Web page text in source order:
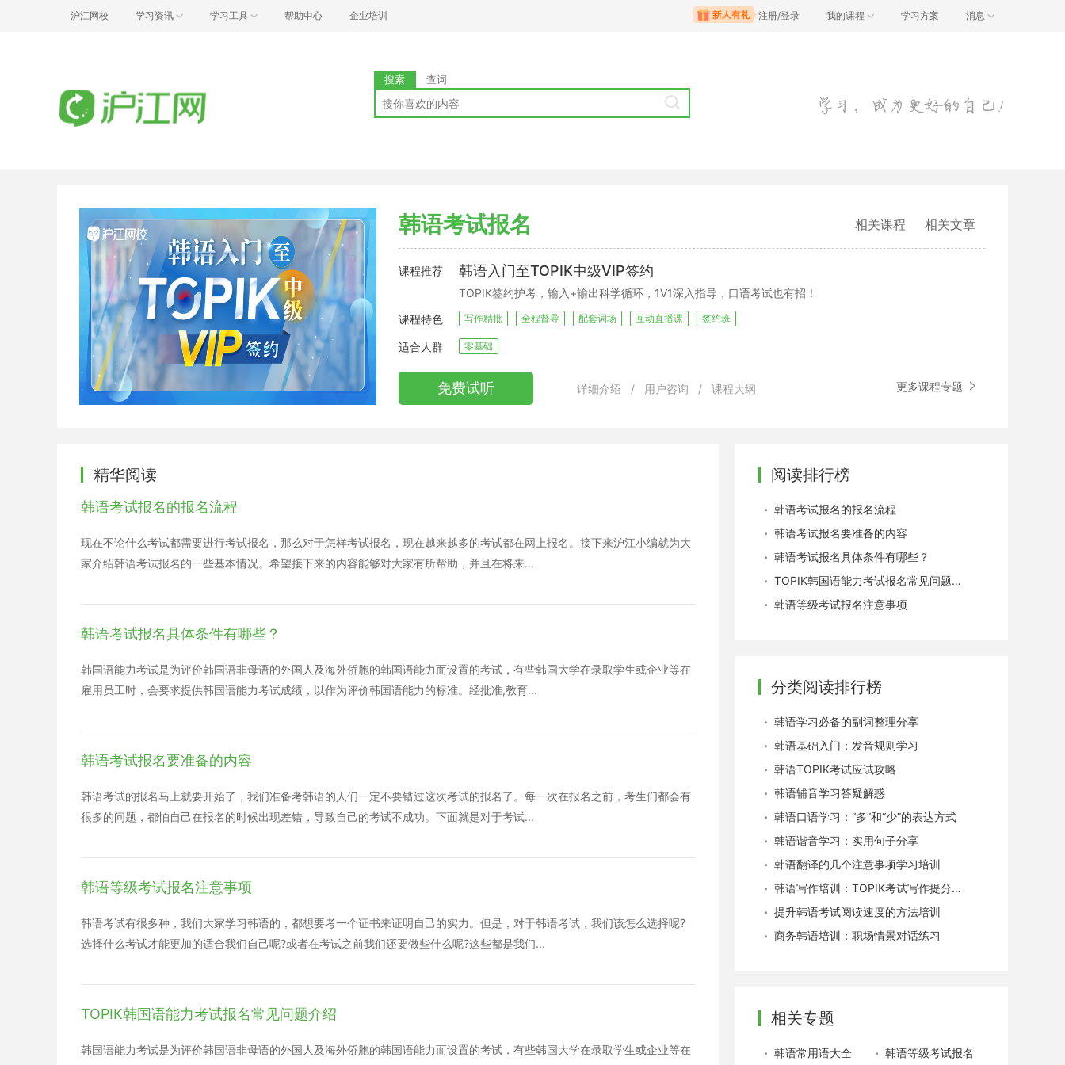
沪江网校 学习资讯 学习工具 帮助中心 企业培训 注册/登录 我的课程 学习方案 消息
搜索 查词
韩语考试报名 相关文章
相关课程
课程推荐 韩语入门至TOPIK中级VIP签约
TOPIK签约护考，输入+输出科学循环，1V1深入指导，口语考试也有招！
课程特色
写作精批 全程督导 配套词场 互动直播课 签约班
适合人群 零基础
免费试听 详细介绍 / 用户咨询 / 课程大纲 更多课程专题
精华阅读
韩语考试报名的报名流程
现在不论什么考试都需要进行考试报名，那么对于怎样考试报名，现在越来越多的考试都在网上报名。接下来沪江小编就为大
家介绍韩语考试报名的一些基本情况。希望接下来的内容能够对大家有所帮助，并且在将来...
韩语考试报名具体条件有哪些？
韩国语能力考试是为评价韩国语非母语的外国人及海外侨胞的韩国语能力而设置的考试，有些韩国大学在录取学生或企业等在
雇用员工时，会要求提供韩国语能力考试成绩，以作为评价韩国语能力的标准。经批准,教育...
韩语考试报名要准备的内容
韩语考试的报名马上就要开始了，我们准备考韩语的人们一定不要错过这次考试的报名了。每一次在报名之前，考生们都会有
很多的问题，都怕自己在报名的时候出现差错，导致自己的考试不成功。下面就是对于考试...
韩语等级考试报名注意事项
韩语考试有很多种，我们大家学习韩语的，都想要考一个证书来证明自己的实力。但是，对于韩语考试，我们该怎么选择呢?
选择什么考试才能更加的适合我们自己呢?或者在考试之前我们还要做些什么呢?这些都是我们...
TOPIK韩国语能力考试报名常见问题介绍
韩国语能力考试是为评价韩国语非母语的外国人及海外侨胞的韩国语能力而设置的考试，有些韩国大学在录取学生或企业等在
阅读排行榜
韩语考试报名的报名流程
韩语考试报名要准备的内容
韩语考试报名具体条件有哪些？
TOPIK韩国语能力考试报名常见问题介绍
韩语等级考试报名注意事项
分类阅读排行榜
韩语学习必备的副词整理分享
韩语基础入门：发音规则学习
韩语TOPIK考试应试攻略
韩语辅音学习答疑解惑
韩语口语学习：“多”和“少”的表达方式
韩语谐音学习：实用句子分享
韩语翻译的几个注意事项学习培训
韩语写作培训：TOPIK考试写作提分技巧
提升韩语考试阅读速度的方法培训
商务韩语培训：职场情景对话练习
相关专题
韩语常用语大全
韩语等级考试报名